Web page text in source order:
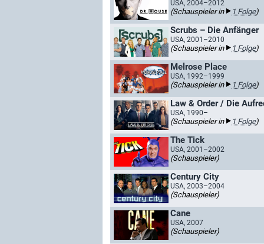
USA, 2004–2012
(Schauspieler in 1 Folge)
Scrubs – Die Anfänger
USA, 2001–2010
(Schauspieler in 1 Folge)
Melrose Place
USA, 1992–1999
(Schauspieler in 1 Folge)
Law & Order / Die
USA, 1990–
(Schauspieler in 1 Folge)
The Tick
USA, 2001–2002
(Schauspieler)
Century City
USA, 2003–2004
(Schauspieler)
Cane
USA, 2007
(Schauspieler)